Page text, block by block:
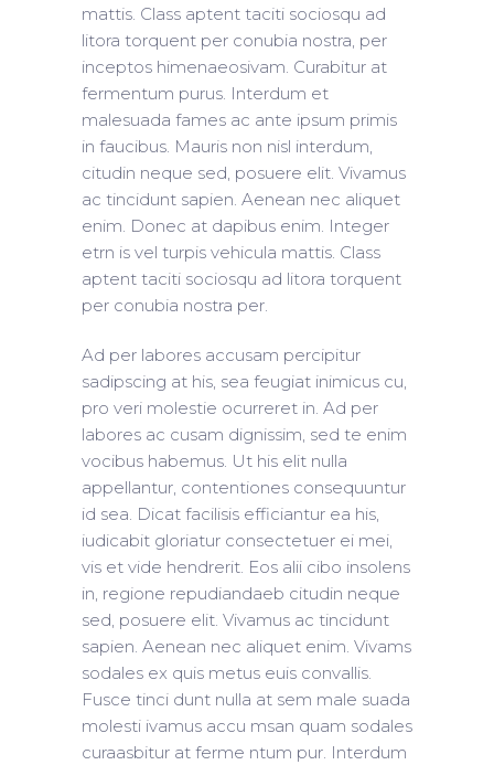
mattis. Class aptent taciti sociosqu ad
litora torquent per conubia nostra, per
inceptos himenaeosivam. Curabitur at
fermentum purus. Interdum et
malesuada fames ac ante ipsum primis
in faucibus. Mauris non nisl interdum,
citudin neque sed, posuere elit. Vivamus
ac tincidunt sapien. Aenean nec aliquet
enim. Donec at dapibus enim. Integer
etrn is vel turpis vehicula mattis. Class
aptent taciti sociosqu ad litora torquent
per conubia nostra per.
Ad per labores accusam percipitur
sadipscing at his, sea feugiat inimicus cu,
pro veri molestie ocurreret in. Ad per
labores ac cusam dignissim, sed te enim
vocibus habemus. Ut his elit nulla
appellantur, contentiones consequuntur
id sea. Dicat facilisis efficiantur ea his,
iudicabit gloriatur consectetuer ei mei,
vis et vide hendrerit. Eos alii cibo insolens
in, regione repudiandaeb citudin neque
sed, posuere elit. Vivamus ac tincidunt
sapien. Aenean nec aliquet enim. Vivams
sodales ex quis metus euis convallis.
Fusce tinci dunt nulla at sem male suada
molesti ivamus accu msan quam sodales
curaasbitur at ferme ntum pur. Interdum